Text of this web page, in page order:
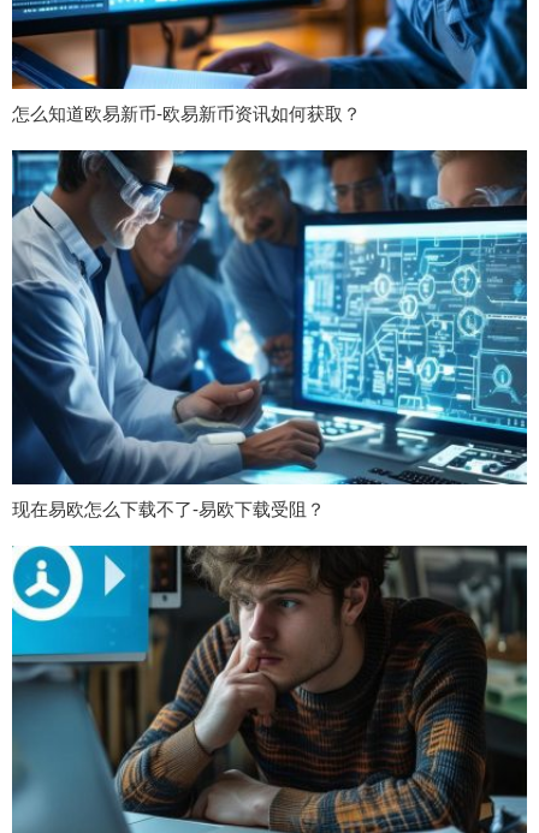
怎么知道欧易新币-欧易新币资讯如何获取？
现在易欧怎么下载不了-易欧下载受阻？